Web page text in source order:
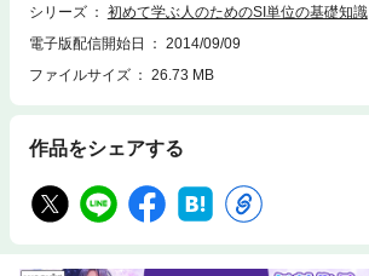
シリーズ
初めて学ぶ人のためのSI単位の基礎知識
電子版配信開始日
2014/09/09
ファイルサイズ
26.73 MB
作品をシェアする